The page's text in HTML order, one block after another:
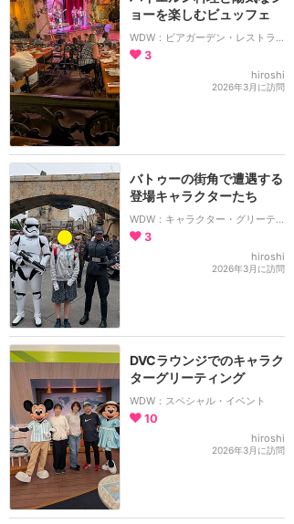
ョーを楽しむビュッフェ
WDW：ビアガーデン・レストラン
3
hiroshi
2026年3月に訪問
バトゥーの街角で遭遇する
登場キャラクターたち
WDW：キャラクター・グリーティング
3
hiroshi
2026年3月に訪問
DVCラウンジでのキャラク
ターグリーティング
WDW：スペシャル・イベント
10
hiroshi
2026年3月に訪問